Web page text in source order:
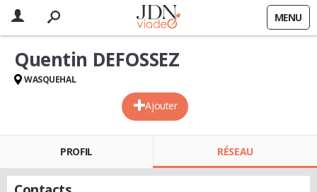
MENU
Ajouter
Quentin DEFOSSEZ
WASQUEHAL
PROFIL RÉSEAU